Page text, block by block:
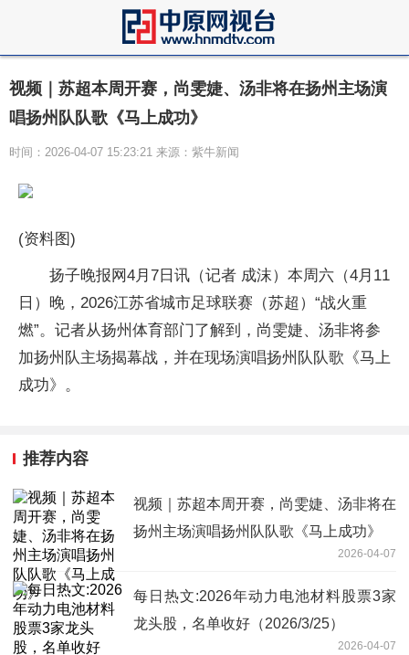
视频｜苏超本周开赛，尚雯婕、汤非将在扬州主场演
唱扬州队队歌《马上成功》
时间：2026-04-07 15:23:21 来源：紫牛新闻
(资料图)
扬子晚报网4月7日讯（记者 成沫）本周六（4月11
日）晚，2026江苏省城市足球联赛（苏超）“战火重
燃”。记者从扬州体育部门了解到，尚雯婕、汤非将参
加扬州队主场揭幕战，并在现场演唱扬州队队歌《马上
成功》。
推荐内容
视频｜苏超本周开赛，尚雯婕、汤非将在
扬州主场演唱扬州队队歌《马上成功》
2026-04-07
每日热文:2026年动力电池材料股票3家
龙头股，名单收好（2026/3/25）
2026-04-07